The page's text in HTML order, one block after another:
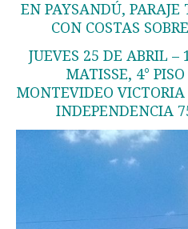
EN PAYSANDÚ, PARAJE
CON COSTAS
JUEVES 25 DE ABRIL –
MATISSE, 4°
MONTEVIDEO
INDEPENDENCIA